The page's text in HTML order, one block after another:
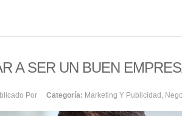
A SER UN BUEN
Por Categoría: Marketing Y Publicidad